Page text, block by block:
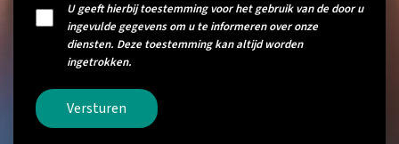
U geeft hierbij toestemming voor het gebruik van de door u
ingevulde gegevens om u te informeren over onze
diensten. Deze toestemming kan altijd worden
ingetrokken.
Versturen